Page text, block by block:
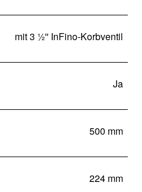
mit 3 ½'' InFino-Korbventil
Ja
500 mm
224 mm